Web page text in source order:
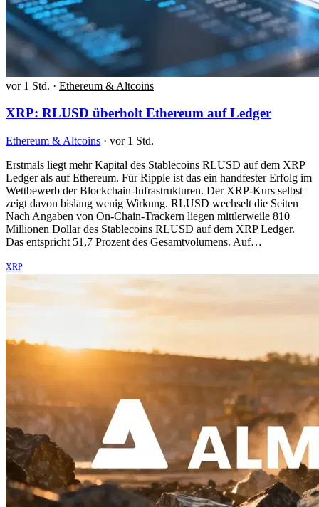
vor 1 Std. · Ethereum & Altcoins
XRP: RLUSD überholt Ethereum auf Ledger
Ethereum & Altcoins · vor 1 Std.
Erstmals liegt mehr Kapital des Stablecoins RLUSD auf dem XRP
Ledger als auf Ethereum. Für Ripple ist das ein handfester Erfolg im
Wettbewerb der Blockchain-Infrastrukturen. Der XRP-Kurs selbst
zeigt davon bislang wenig Wirkung. RLUSD wechselt die Seiten
Nach Angaben von On-Chain-Trackern liegen mittlerweile 810
Millionen Dollar des Stablecoins RLUSD auf dem XRP Ledger.
Das entspricht 51,7 Prozent des Gesamtvolumens. Auf…
XRP